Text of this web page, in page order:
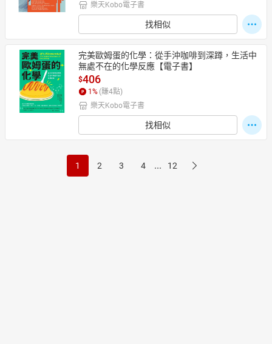
樂天Kobo電子書
找相似
完美歐姆蛋的化學：從手沖咖啡到深蹲，生活中
無處不在的化學反應【電子書】
$406
1 % (賺4點)
樂天Kobo電子書
找相似
1 2 3 4 ... 12